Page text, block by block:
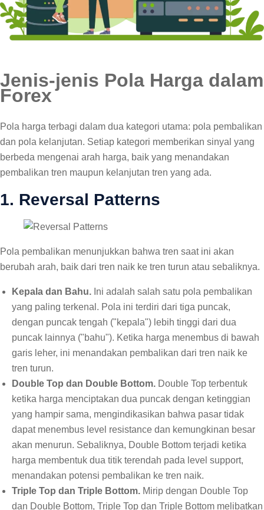
Jenis-jenis Pola Harga dalam
Forex
Pola harga terbagi dalam dua kategori utama: pola pembalikan
dan pola kelanjutan. Setiap kategori memberikan sinyal yang
berbeda mengenai arah harga, baik yang menandakan
pembalikan tren maupun kelanjutan tren yang ada.
1. Reversal Patterns
Pola pembalikan menunjukkan bahwa tren saat ini akan
berubah arah, baik dari tren naik ke tren turun atau sebaliknya.
Kepala dan Bahu. Ini adalah salah satu pola pembalikan
yang paling terkenal. Pola ini terdiri dari tiga puncak,
dengan puncak tengah ("kepala") lebih tinggi dari dua
puncak lainnya ("bahu"). Ketika harga menembus di bawah
garis leher, ini menandakan pembalikan dari tren naik ke
tren turun.
Double Top dan Double Bottom. Double Top terbentuk
ketika harga menciptakan dua puncak dengan ketinggian
yang hampir sama, mengindikasikan bahwa pasar tidak
dapat menembus level resistance dan kemungkinan besar
akan menurun. Sebaliknya, Double Bottom terjadi ketika
harga membentuk dua titik terendah pada level support,
menandakan potensi pembalikan ke tren naik.
Triple Top dan Triple Bottom. Mirip dengan Double Top
dan Double Bottom, Triple Top dan Triple Bottom melibatkan